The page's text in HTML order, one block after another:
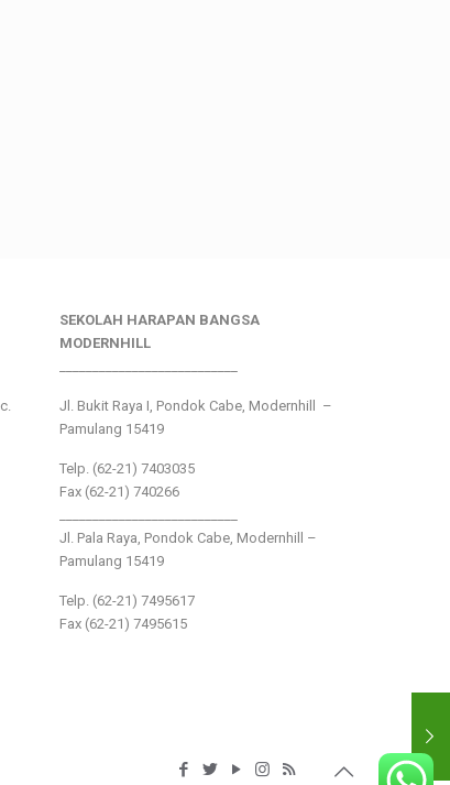
SEKOLAH HARAPAN BANGSA
MODERNHILL
Jl. Bukit Raya I, Pondok Cabe, Modernhill –
Pamulang 15419
Telp. (62-21) 7403035
Fax (62-21) 740266
Jl. Pala Raya, Pondok Cabe, Modernhill –
Pamulang 15419
Telp. (62-21) 7495617
Fax (62-21) 7495615